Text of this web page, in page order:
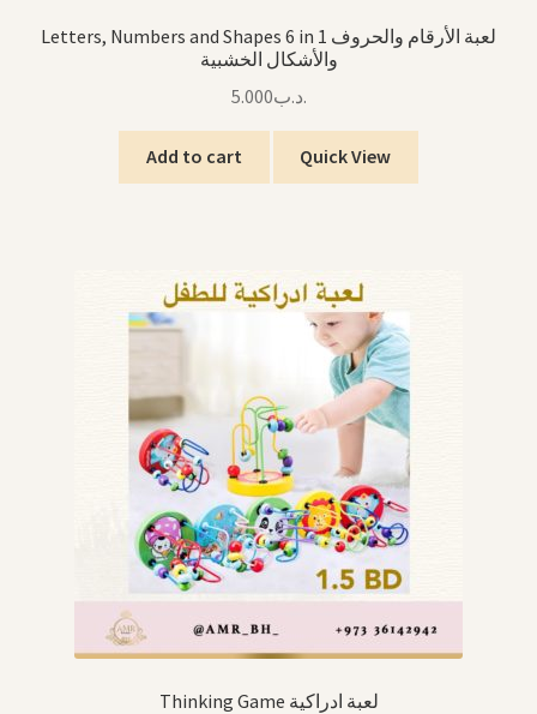
Letters, Numbers and Shapes 6 in 1 لعبة الأرقام والحروف
والأشكال الخشبية
.د.ب5.000
Add to cart Quick View
Thinking Game لعبة ادراكية